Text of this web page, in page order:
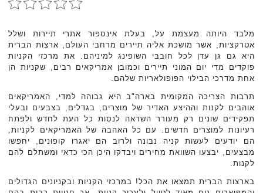
מלבד היותה מעצמת על, בעלת אינספור אתרי תיירות ושלל
אטרקציות, אשר מושכת אליה תיירים מרחבי העולם, ארצות הברית
היא גם גן עדן לכל חובבי השופינג למיניהם. את מרכזי הקניות
פוקדים מדי יום המוני תיירים וכמובן אמריקאים רבים, שקניות הן
אחת מדרכי הבילוי הפופולאריות שלהם.
תרבות הצריכה המקומית בארה"ב היא גבוהה למדי, האמריקאים
אוהבים לקנות וההיצע האדיר של מוצרים, בגדלים, בצבעים ובעלי
תפקידים שונים רק מעורר השראה לנסות כל העת לחדש ולפתח
רעיונות למוצרים חדשים. עם כל האהבה של האמריקאים לקניות,
הם יודעים לעשות קניה נבונה ולרוב הם יאגרו קופונים, יחפשו
מבצעים, יבצעו השוואת מחירים ויבדקו היכן הכי כדאי ומשתלם להם
לקנות.
בארצות הברית תמצאו את הכל! במרכזי הקניות ובקניונים הגדולים